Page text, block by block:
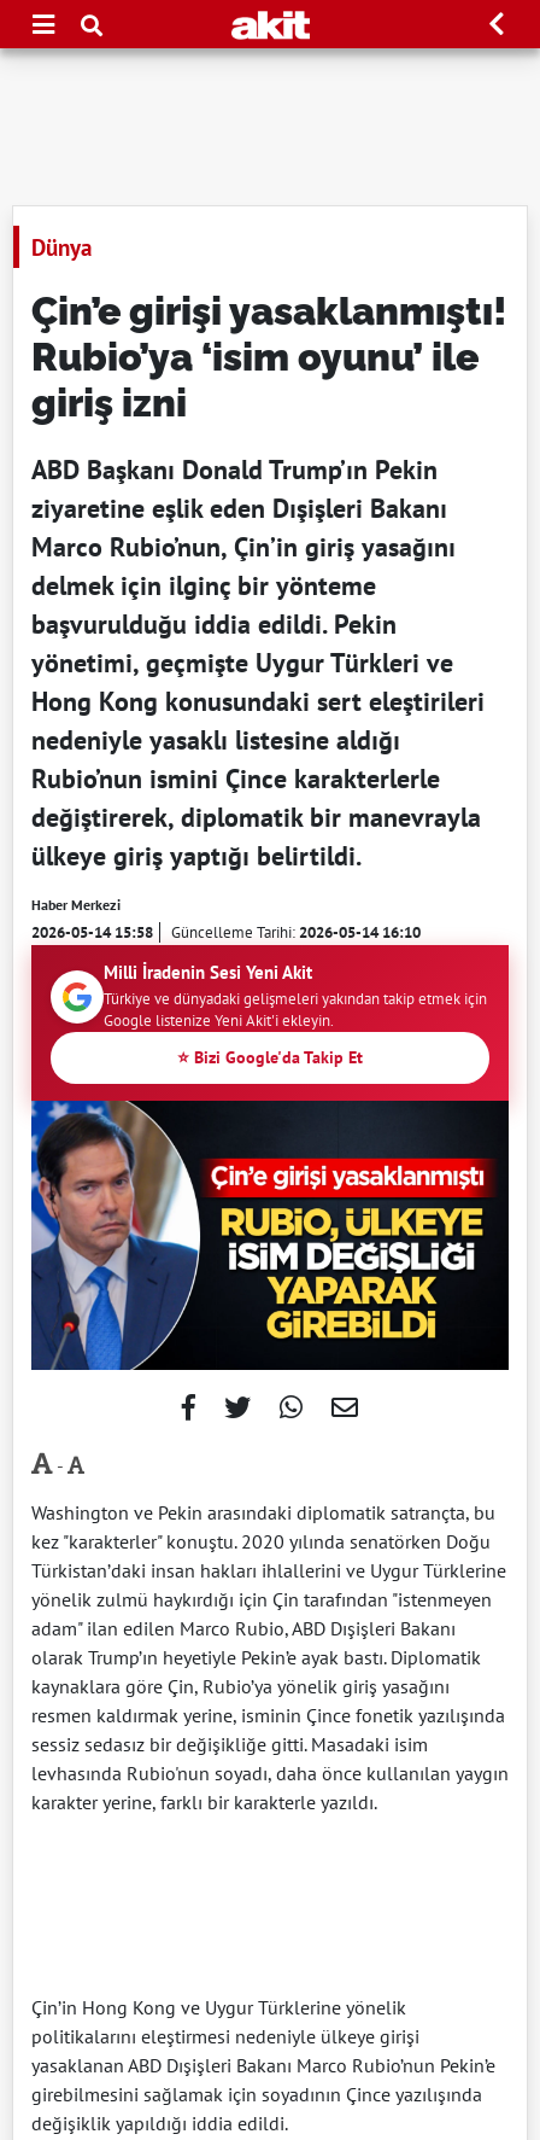
Dünya
Çin’e girişi yasaklanmıştı!
Rubio’ya ‘isim oyunu’ ile
giriş izni
ABD Başkanı Donald Trump’ın Pekin
ziyaretine eşlik eden Dışişleri Bakanı
Marco Rubio’nun, Çin’in giriş yasağını
delmek için ilginç bir yönteme
başvurulduğu iddia edildi. Pekin
yönetimi, geçmişte Uygur Türkleri ve
Hong Kong konusundaki sert eleştirileri
nedeniyle yasaklı listesine aldığı
Rubio’nun ismini Çince karakterlerle
değiştirerek, diplomatik bir manevrayla
ülkeye giriş yaptığı belirtildi.
Haber Merkezi
2026-05-14 15:58 Güncelleme Tarihi:2026-05-14 16:10
Milli İradenin Sesi Yeni Akit
Türkiye ve dünyadaki gelişmeleri yakından takip etmek için
Google listenize Yeni Akit'i ekleyin.
⭐ Bizi Google'da Takip Et
-
Washington ve Pekin arasındaki diplomatik satrançta, bu
kez "karakterler" konuştu. 2020 yılında senatörken Doğu
Türkistan’daki insan hakları ihlallerini ve Uygur Türklerine
yönelik zulmü haykırdığı için Çin tarafından "istenmeyen
adam" ilan edilen Marco Rubio, ABD Dışişleri Bakanı
olarak Trump’ın heyetiyle Pekin’e ayak bastı. Diplomatik
kaynaklara göre Çin, Rubio’ya yönelik giriş yasağını
resmen kaldırmak yerine, isminin Çince fonetik yazılışında
sessiz sedasız bir değişikliğe gitti. Masadaki isim
levhasında Rubio'nun soyadı, daha önce kullanılan yaygın
karakter yerine, farklı bir karakterle yazıldı.
Çin’in Hong Kong ve Uygur Türklerine yönelik
politikalarını eleştirmesi nedeniyle ülkeye girişi
yasaklanan ABD Dışişleri Bakanı Marco Rubio’nun Pekin’e
girebilmesini sağlamak için soyadının Çince yazılışında
değişiklik yapıldığı iddia edildi.